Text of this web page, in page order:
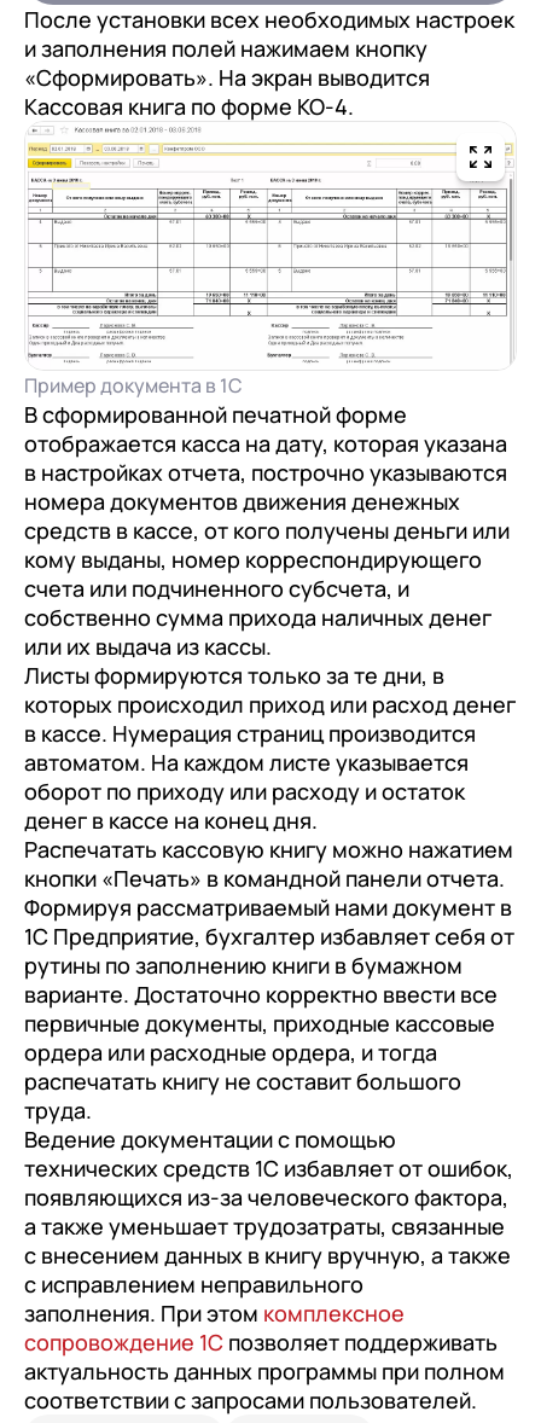
После установки всех необходимых настроек
и заполнения полей нажимаем кнопку
«Сформировать». На экран выводится
Кассовая книга по форме КО-4.
Пример документа в 1С
В сформированной печатной форме
отображается касса на дату, которая указана
в настройках отчета, построчно указываются
номера документов движения денежных
средств в кассе, от кого получены деньги или
кому выданы, номер корреспондирующего
счета или подчиненного субсчета, и
собственно сумма прихода наличных денег
или их выдача из кассы.
Листы формируются только за те дни, в
которых происходил приход или расход денег
в кассе. Нумерация страниц производится
автоматом. На каждом листе указывается
оборот по приходу или расходу и остаток
денег в кассе на конец дня.
Распечатать кассовую книгу можно нажатием
кнопки «Печать» в командной панели отчета.
Формируя рассматриваемый нами документ в
1С Предприятие, бухгалтер избавляет себя от
рутины по заполнению книги в бумажном
варианте. Достаточно корректно ввести все
первичные документы, приходные кассовые
ордера или расходные ордера, и тогда
распечатать книгу не составит большого
труда.
Ведение документации с помощью
технических средств 1С избавляет от ошибок,
появляющихся из-за человеческого фактора,
а также уменьшает трудозатраты, связанные
с внесением данных в книгу вручную, а также
с исправлением неправильного
заполнения. При этом комплексное
сопровождение 1С позволяет поддерживать
актуальность данных программы при полном
соответствии с запросами пользователей.
+7 Номер телефона
Отправить
Я даю согласие на обработкуПерсональных
данных в соответствии сПолитикой
Конфиденциальности
+7 Номер телефона
Отправить
Я даю согласие на обработкуПерсональных
данных в соответствии сПолитикой
Конфиденциальности
+7 Номер телефона
Отправить
Я даю согласие на обработкуПерсональных
данныхв соответствии сПолитикой
Конфиденциальности
Перейти в корзину
Продолжить покупки